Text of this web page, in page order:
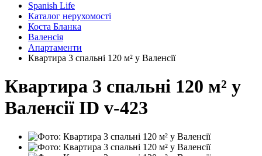
Spanish Life
Каталог нерухомості
Коста Бланка
Валенсія
Апартаменти
Квартира 3 спальні 120 м² у Валенсії
Квартира 3 спальні 120 м² у
Валенсії ID v-423